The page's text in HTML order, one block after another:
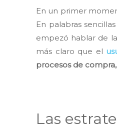
En un primer
En palabras
empezó hablar de la
más claro que el
procesos de compra,
Las